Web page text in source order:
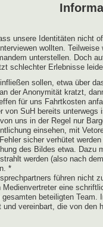
unsere Identitäten nicht
wollten.
unterstellen. Doch
schlechter Erlebnisse
sollen, etwa über
der Anonymität kratzt,
für uns Fahrtkosten
von SuH bereits
uns in der Regel nur
einsehen, mit
sicher verhütet
des Bildes etwa.
werden (also nach
*
führen nicht
eine
beteiligten
vereinbart, die von den